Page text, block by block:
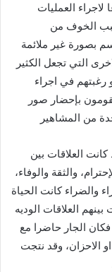
العمليات
الخوف من
بصورة غير ملائمة
التي تجعل الكثير
رغبتهم في اجراء
بإحضار صور
من المشاهير
العلاقات بين
والثقة والوفاء،
والضراء كانت الحياة
العلاقات الوديه
الجار حاضرا مع
الاحزان، وقد نتجت